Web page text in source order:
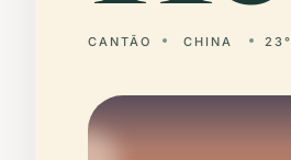
CANTÃO CHINA